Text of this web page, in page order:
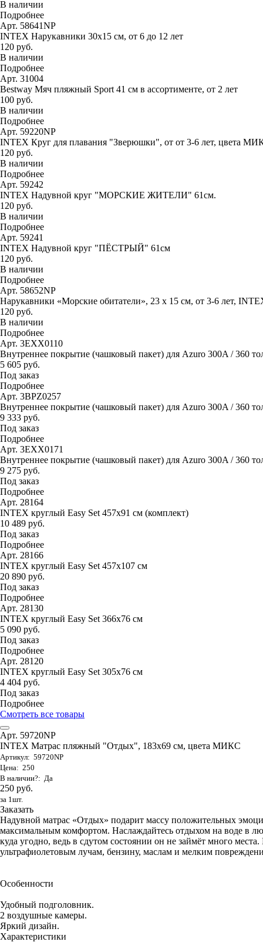
В наличии
Подробнее
Арт. 58641NP
INTEX Нарукавники 30х15 см, от 6 до 12 лет
120 руб.
В наличии
Подробнее
Арт. 31004
Bestway Мяч пляжный Sport 41 см в ассортименте, от 2 лет
100 руб.
В наличии
Подробнее
Арт. 59220NP
INTEX Круг для плавания "Зверюшки", от от 3-6 лет, цвета
120 руб.
В наличии
Подробнее
Арт. 59242
INTEX Надувной круг "МОРСКИЕ ЖИТЕЛИ" 61см.
120 руб.
В наличии
Подробнее
Арт. 59241
INTEX Надувной круг "ПЁСТРЫЙ" 61см
120 руб.
В наличии
Подробнее
Арт. 58652NP
Нарукавники «Морские обитатели», 23 х 15 см, от 3-6 лет,
120 руб.
В наличии
Подробнее
Арт. 3EXX0110
Внутреннее покрытие (чашковый пакет) для Azuro 300A / 360
5 605 руб.
Под заказ
Подробнее
Арт. 3BPZ0257
Внутреннее покрытие (чашковый пакет) для Azuro 300A / 360
9 333 руб.
Под заказ
Подробнее
Арт. 3EXX0171
Внутреннее покрытие (чашковый пакет) для Azuro 300A / 360
9 275 руб.
Под заказ
Подробнее
Арт. 28164
INTEX круглый Easy Set 457х91 см (комплект)
10 489 руб.
Под заказ
Подробнее
Арт. 28166
INTEX круглый Easy Set 457х107 см
20 890 руб.
Под заказ
Подробнее
Арт. 28130
INTEX круглый Easy Set 366х76 см
5 090 руб.
Под заказ
Подробнее
Арт. 28120
INTEX круглый Easy Set 305х76 см
4 404 руб.
Под заказ
Подробнее
Смотреть все товары
Арт. 59720NP
INTEX Матрас пляжный "Отдых", 183х69 см, цвета МИКС
Артикул: 59720NP
Цена: 250
В наличии?: Да
250 руб.
за 1шт.
Заказать
Надувной матрас «Отдых» подарит массу положительных
максимальным комфортом. Наслаждайтесь отдыхом на воде в
куда угодно, ведь в сдутом состоянии он не займёт много
ультрафиолетовым лучам, бензину, маслам и мелким
Особенности
Удобный подголовник.
2 воздушные камеры.
Яркий дизайн.
Характеристики